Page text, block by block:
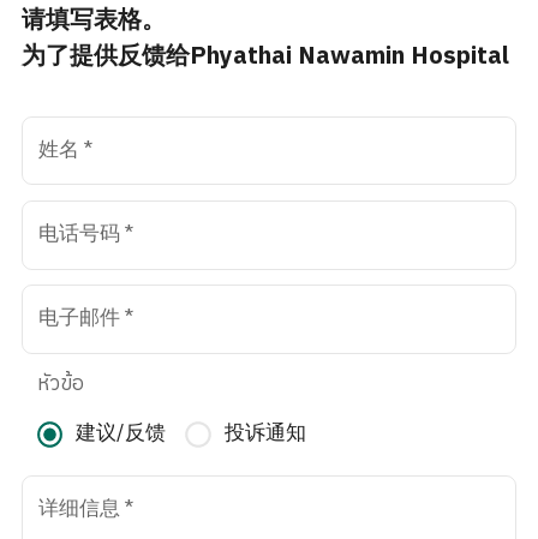
请填写表格。
为了提供反馈给Phyathai Nawamin Hospital
姓名 *
电话号码*
电子邮件*
หัวข้อ
建议/反馈
投诉通知
详细信息*